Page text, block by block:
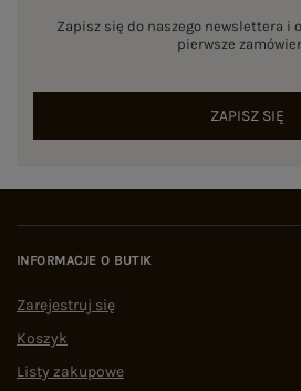
Zapisz się do naszego newslettera i
pierwsze
ZAPISZ SIĘ
INFORMACJE O BUTIK
Zarejestruj się
Koszyk
Listy zakupowe